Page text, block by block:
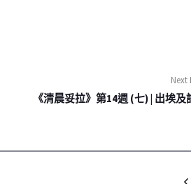
Next
《清晨妥拉》第14週 (七) | 出埃及